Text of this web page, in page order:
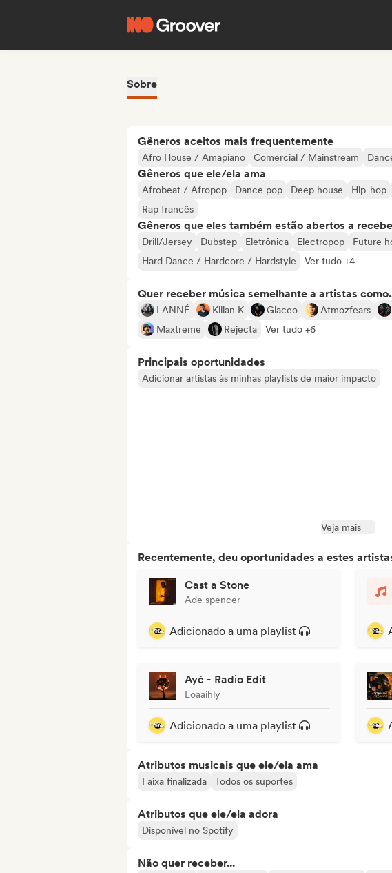
Sobre
Gêneros aceitos mais frequentemente
Afro House / Amapiano Comercial / Mainstream
Gêneros que ele/ela ama
Afrobeat / Afropop Dance pop Deep house Hip-hop
Rap francês
Gêneros que eles também estão abertos a
Drill/Jersey Dubstep Eletrônica Electropop
Future
Hard Dance / Hardcore / Hardstyle
Ver tudo +4
Quer receber música semelhante a artistas
LANNÉ Kilian K Glaceo Atmozfears
Maxtreme
Rejecta Ver tudo +6
Principais oportunidades
Adicionar artistas às minhas playlists de maior impacto
Veja mais
Recentemente, deu oportunidades a estes
Cast a Stone
Ade spencer
Adicionado a uma playlist
Ayé - Radio Edit
Loaaihly
Adicionado a uma playlist
Atributos musicais que ele/ela ama
Faixa finalizada Todos os suportes
Atributos que ele/ela adora
Disponível no Spotify
Não quer receber...